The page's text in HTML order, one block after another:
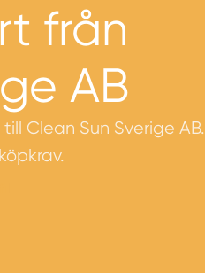
från
AB
Clean Sun Sverige AB.